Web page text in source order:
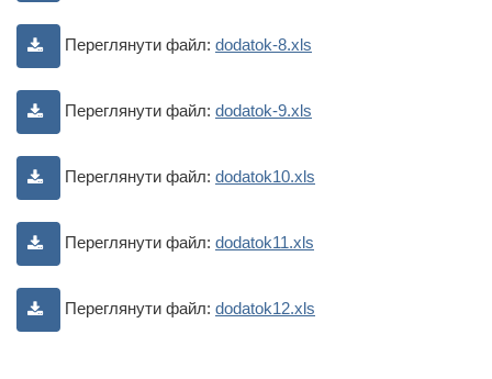
Переглянути файл: dodatok-8.xls
Переглянути файл: dodatok-9.xls
Переглянути файл: dodatok10.xls
Переглянути файл: dodatok11.xls
Переглянути файл: dodatok12.xls